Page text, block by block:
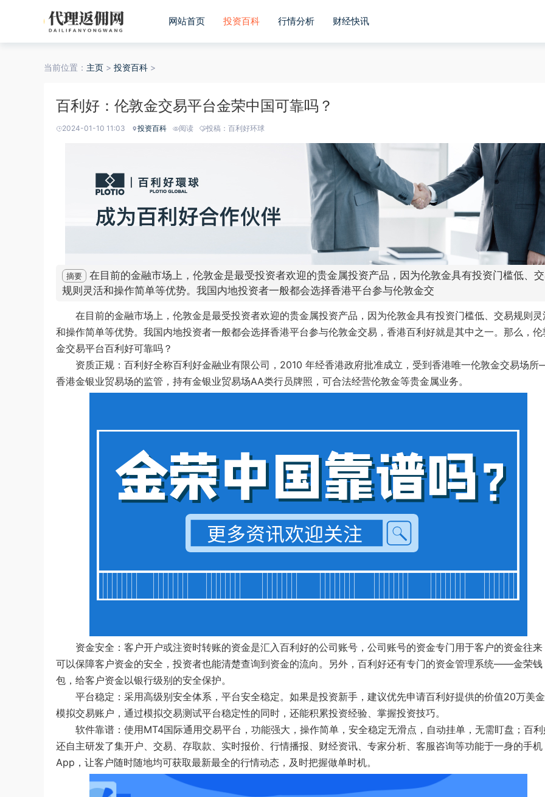
网站首页 投资百科 行情分析 财经快讯
当前位置： 主页 > 投资百科 >
百利好：伦敦金交易平台金荣中国可靠吗？
2024-01-10 11:03 投资百科 阅读 投稿：百利好环球
摘要
在目前的金融市场上，伦敦金是最受投资者欢迎的贵金属投资产品，因为伦敦金具有投资门槛低、
规则灵活和操作简单等优势。我国内地投资者一般都会选择香港平台参与伦敦金交
在目前的金融市场上，伦敦金是最受投资者欢迎的贵金属投资产品，因为伦敦金具有投资门槛低、交易规则灵
和操作简单等优势。我国内地投资者一般都会选择香港平台参与伦敦金交易，香港百利好就是其中之一。那么，伦
金交易平台百利好可靠吗？
资质正规：百利好全称百利好金融业有限公司，2010 年经香港政府批准成立，受到香港唯一伦敦金交易场
香港金银业贸易场的监管，持有金银业贸易场AA类行员牌照，可合法经营伦敦金等贵金属业务。
资金安全 ：客户开户或注资时转账的资金是汇入百利好的公司账号，公司账号的资金专门用于客户的资金往来
可以保障客户资金的安全，投资者也能清楚查询到资金的流向。另外，百利好还有专门的资金管理系统——金荣钱
包，给客户资金以银行级别的安全保护。
平台稳定：采用高级别安全体系，平台安全稳定。如果是投资新手，建议优先申请百利好提供的价值20万美
模拟交易账户，通过模拟交易测试平台稳定性的同时，还能积累投资经验、掌握投资技巧。
软件靠谱：使用MT4国际通用交易平台，功能强大，操作简单，安全稳定无滑点，自动挂单，无需盯盘；百
还自主研发了集开户、交易、存取款、实时报价、行情播报、财经资讯、专家分析、客服咨询等功能于一身的手机
App，让客户随时随地均可获取最新最全的行情动态，及时把握做单时机。